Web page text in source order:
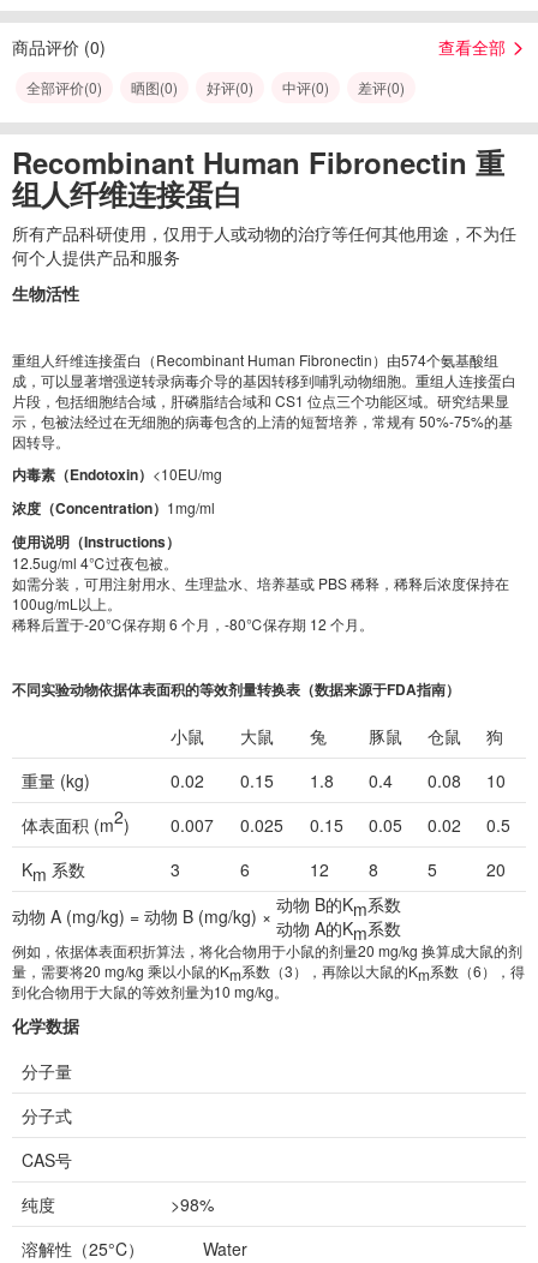
商品评价 (0) 查看全部
全部评价(0) 晒图(0) 好评(0) 中评(0) 差评(0)
Recombinant Human Fibronectin 重
组人纤维连接蛋白
所有产品科研使用，仅用于人或动物的治疗等任何其他用途，不为任
何个人提供产品和服务
生物活性
重组人纤维连接蛋白（Recombinant Human Fibronectin）由574个氨基酸组
成，可以显著增强逆转录病毒介导的基因转移到哺乳动物细胞。重组人连接蛋白
片段，包括细胞结合域，肝磷脂结合域和 CS1 位点三个功能区域。研究结果显
示，包被法经过在无细胞的病毒包含的上清的短暂培养，常规有 50%-75%的基
因转导。
内毒素（Endotoxin） <10EU/mg
浓度（Concentration） 1mg/ml
使用说明（Instructions）
12.5ug/ml 4℃过夜包被。
如需分装，可用注射用水、生理盐水、培养基或 PBS 稀释，稀释后浓度保持在
100ug/mL以上。
稀释后置于-20℃保存期 6 个月，-80℃保存期 12 个月。
不同实验动物依据体表面积的等效剂量转换表（数据来源于FDA指南）
小鼠 大鼠 兔 豚鼠 仓鼠
狗
重量 (kg)
0.02 0.15 1.8 0.4 0.08
10
体表面积 (m2) 0.007 0.025 0.15 0.05 0.02
0.5
Km 系数 3 6 12 8 5
20
动物 A (mg/kg) = 动物 B (mg/kg) × 动物 B的Km系数
动物 A的Km系数
例如，依据体表面积折算法，将化合物用于小鼠的剂量20 mg/kg 换算成大鼠的剂
量，需要将20 mg/kg 乘以小鼠的Km系数（3），再除以大鼠的Km系数（6），得
到化合物用于大鼠的等效剂量为10 mg/kg。
化学数据
分子量
分子式
CAS号
纯度
>98%
溶解性（25°C）
Water